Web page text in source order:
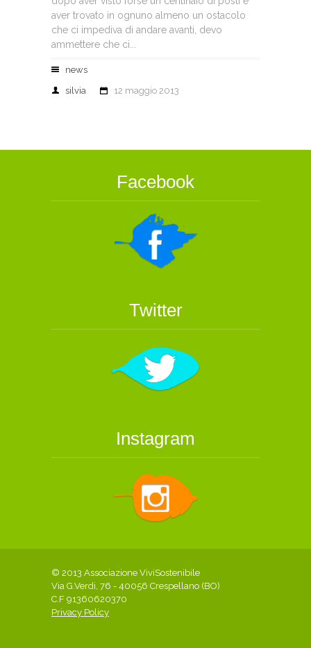
aver trovato in ognuno almeno un ostacolo
che ci impediva di andare avanti, devo
ammettere che ci...
news
silvia
12 maggio 2013
Facebook
Twitter
Instagram
© 2013 Associazione ViviSostenibile
Via G.Verdi, 76 - 40056 Crespellano (BO)
C.F 91360620370
Privacy Policy